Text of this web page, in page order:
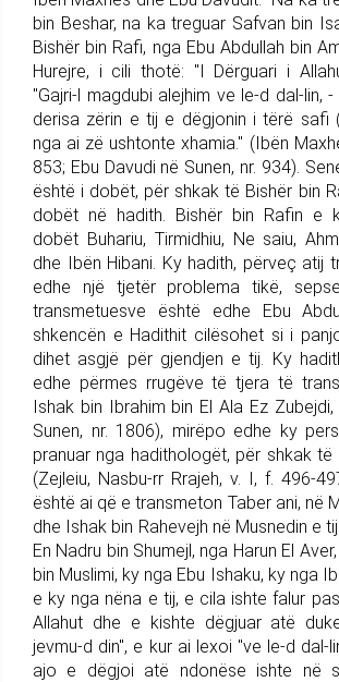
bin Beshar, na ka treguar Safvan bin
Bishër bin Rafi, nga Ebu Abdullah bin
Hurejre, i cili thotë: "I Dërguari i
"Gajri-l magdubi alejhim ve le-d dal-lin, -
derisa zërin e tij e dëgjonin i tërë safi
nga ai zë ushtonte xhamia." (Ibën
853; Ebu Davudi në Sunen, nr. 934).
është i dobët, për shkak të Bishër bin
dobët në hadith. Bishër bin Rafin e
dobët Buhariu, Tirmidhiu, Ne saiu,
dhe Ibën Hibani. Ky hadith, përveç atij
edhe një tjetër problema tikë,
transmetuesve është edhe Ebu
shkencën e Hadithit cilësohet si i
dihet asgjë për gjendjen e tij. Ky
edhe përmes rrugëve të tjera të
Ishak bin Ibrahim bin El Ala Ez
Sunen, nr. 1806), mirëpo edhe ky
pranuar nga hadithologët, për shkak të
(Zejleiu, Nasbu-rr Rrajeh, v. I, f. 496-
është ai që e transmeton Taber ani, në
dhe Ishak bin Rahevejh në Musnedin e
En Nadru bin Shumejl, nga Harun El
bin Muslimi, ky nga Ebu Ishaku, ky nga
e ky nga nëna e tij, e cila ishte falur
Allahut dhe e kishte dëgjuar atë
jevmu-d din", e kur ai lexoi "ve le-d dal-
ajo e dëgjoi atë ndonëse ishte në